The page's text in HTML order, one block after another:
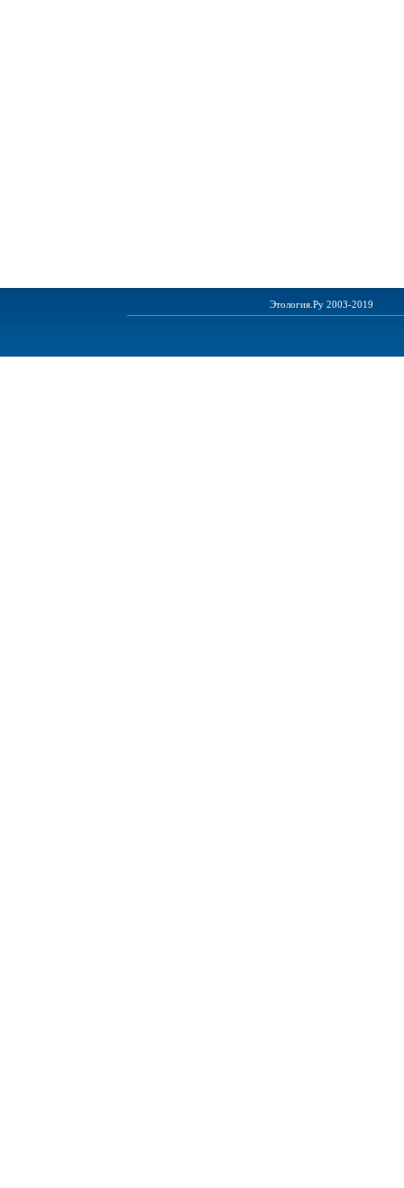
Этология.Ру 2003-2019